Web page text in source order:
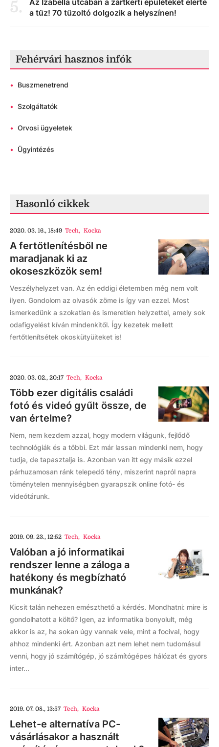
5.
Az Izabella utcában a zártkerti épületeket elérte
a tűz! 70 tűzoltó dolgozik a helyszínen!
Fehérvári hasznos infók
• Buszmenetrend
• Szolgáltatók
• Orvosi ügyeletek
• Ügyintézés
Hasonló cikkek
2020. 03. 16., 18:49 Tech, Kocka
A fertőtlenítésből ne
maradjanak ki az
okoseszközök sem!
Veszélyhelyzet van. Az én eddigi életemben még nem volt
ilyen. Gondolom az olvasók zöme is így van ezzel. Most
ismerkedünk a szokatlan és ismeretlen helyzettel, amely sok
odafigyelést kíván mindenkitől. Így kezetek mellett
fertőtlenítsétek okoskütyüiteket is!
2020. 03. 02., 20:17 Tech, Kocka
Több ezer digitális családi
fotó és videó gyűlt össze, de
van értelme?
Nem, nem kezdem azzal, hogy modern világunk, fejlődő
technológiák és a többi. Ezt már lassan mindenki nem, hogy
tudja, de tapasztalja is. Azonban van itt egy másik ezzel
párhuzamosan ránk telepedő tény, miszerint napról napra
töménytelen mennyiségben gyarapszik online fotó- és
videótárunk.
2019. 09. 23., 12:52 Tech, Kocka
Valóban a jó informatikai
rendszer lenne a záloga a
hatékony és megbízható
munkának?
Kicsit talán nehezen emészthető a kérdés. Mondhatni: mire is
gondolhatott a költő? Igen, az informatika bonyolult, még
akkor is az, ha sokan úgy vannak vele, mint a focival, hogy
ahhoz mindenki ért. Azonban azt nem lehet nem tudomásul
venni, hogy jó számítógép, jó számítógépes hálózat és gyors
inter...
2019. 07. 08., 13:57 Tech, Kocka
Lehet-e alternatíva PC-
vásárlásakor a használt